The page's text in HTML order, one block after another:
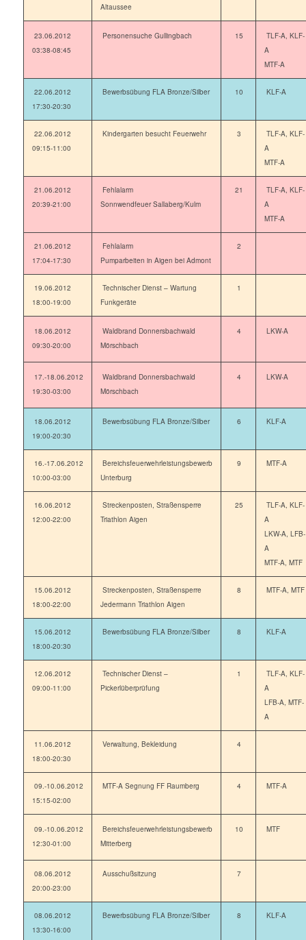
Altaussee
23.06.2012
03:38-08:45
Personensuche Gullingbach 15
TLF-A, KLF-
A
MTF-A
22.06.2012
17:30-20:30
Bewerbsübung FLA Bronze/Silber 10 KLF-A
22.06.2012
09:15-11:00
Kindergarten besucht Feuerwehr 3
TLF-A, KLF-
A
MTF-A
21.06.2012
20:39-21:00
Fehlalarm
Sonnwendfeuer Sallaberg/Kulm
21
TLF-A, KLF-
A
MTF-A
21.06.2012
17:04-17:30
Fehlalarm
Pumparbeiten in Aigen bei Admont
2
19.06.2012
18:00-19:00
Technischer Dienst – Wartung
Funkgeräte
1
18.06.2012
09:30-20:00
Waldbrand Donnersbachwald
Mörschbach
4 LKW-A
17.-18.06.2012
19:30-03:00
Waldbrand Donnersbachwald
Mörschbach
4 LKW-A
18.06.2012
19:00-20:30
Bewerbsübung FLA Bronze/Silber 6 KLF-A
16.-17.06.2012
10:00-03:00
Bereichsfeuerwehrleistungsbewerb
Unterburg
9 MTF-A
16.06.2012
12:00-22:00
Streckenposten, Straßensperre
Triathlon Aigen
25
TLF-A, KLF-
A
LKW-A, LFB-
A
MTF-A, MTF
15.06.2012
18:00-22:00
Streckenposten, Straßensperre
Jedermann Triathlon Aigen
8 MTF-A, MTF
15.06.2012
18:00-20:30
Bewerbsübung FLA Bronze/Silber 8 KLF-A
12.06.2012
09:00-11:00
Technischer Dienst –
Pickerlüberprüfung
1
TLF-A, KLF-
A
LFB-A, MTF-
A
11.06.2012
18:00-20:30
Verwaltung, Bekleidung 4
09.-10.06.2012
15:15-02:00
MTF-A Segnung FF Raumberg 4 MTF-A
09.-10.06.2012
12:30-01:00
Bereichsfeuerwehrleistungsbewerb
Mitterberg
10 MTF
08.06.2012
20:00-23:00
Ausschußsitzung 7
08.06.2012
13:30-16:00
Bewerbsübung FLA Bronze/Silber 8 KLF-A